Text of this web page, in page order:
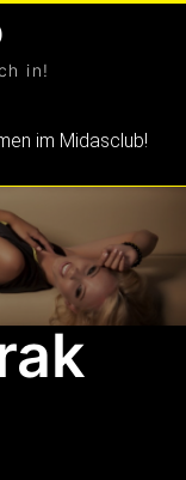
in!
im Midasclub!